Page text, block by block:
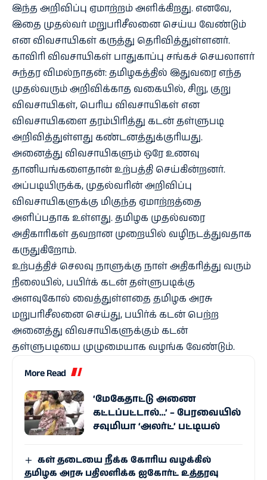
இந்த அறிவிப்பு ஏமாற்றம் அளிக்கிறது. எனவே,
இதை முதல்வர் மறுபரிசீலனை செய்ய வேண்டும்
என விவசாயிகள் கருத்து தெரிவித்துள்ளனர்.
காவிரி விவசாயிகள் பாதுகாப்பு சங்கச் செயலாளர்
சுந்தர விமல்நாதன்: தமிழகத்தில் இதுவரை எந்த
முதல்வரும் அறிவிக்காத வகையில், சிறு, குறு
விவசாயிகள், பெரிய விவசாயிகள் என
விவசாயிகளை தரம்பிரித்து கடன் தள்ளுபடி
அறிவித்துள்ளது கண்டனத்துக்குரியது.
அனைத்து விவசாயிகளும் ஒரே உணவு
தானியங்களைதான் உற்பத்தி செய்கின்றனர்.
அப்படியிருக்க, முதல்வரின் அறிவிப்பு
விவசாயிகளுக்கு மிகுந்த ஏமாற்றத்தை
அளிப்பதாக உள்ளது. தமிழக முதல்வரை
அதிகாரிகள் தவறான முறையில் வழிநடத்துவதாக
கருதுகிறோம்.
உற்பத்திச் செலவு நாளுக்கு நாள் அதிகரித்து வரும்
நிலையில், பயிர்க் கடன் தள்ளுபடிக்கு
அளவுகோல் வைத்துள்ளதை தமிழக அரசு
மறுபரிசீலனை செய்து, பயிர்க் கடன் பெற்ற
அனைத்து விவசாயிகளுக்கும் கடன்
தள்ளுபடியை முழுமையாக வழங்க வேண்டும்.
More Read
‘மேகேதாட்டு அணை
கட்டப்பட்டால்…’ – பேரவையில்
சவுமியா ‘அலர்ட்’ பட்டியல்
கள் தடையை நீக்க கோரிய வழக்கில்
தமிழக அரசு பதிலளிக்க ஐகோர்ட் உத்தரவு